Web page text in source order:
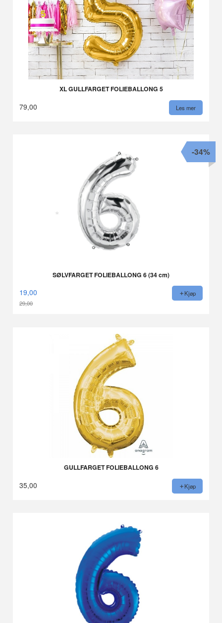
XL GULLFARGET FOLIEBALLONG 5
79,00 Les mer
SØLVFARGET FOLIEBALLONG 6 (34 cm)
19,00
29,00
-34%
Kjøp
GULLFARGET FOLIEBALLONG 6
35,00 Kjøp